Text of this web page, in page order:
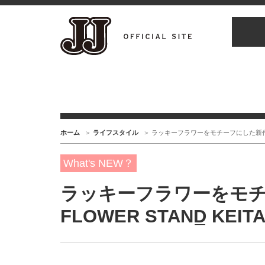
ホーム ライフスタイル ラッキーフラワーをモチーフにした新
What's NEW？
ラッキーフラワーをモ
FLOWER STAND̲